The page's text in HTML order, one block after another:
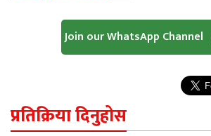
Join our WhatsApp Channel
प्रतिक्रिया दिनुहोस